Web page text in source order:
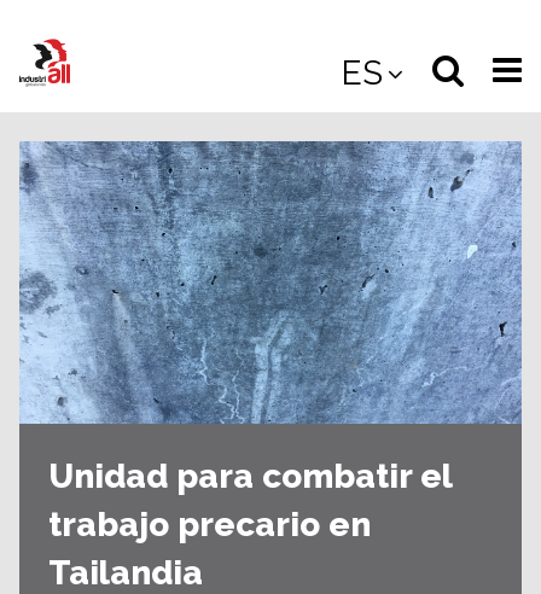
main
ES
Select
the
site
Unidad para combatir el
trabajo precario en
Tailandia